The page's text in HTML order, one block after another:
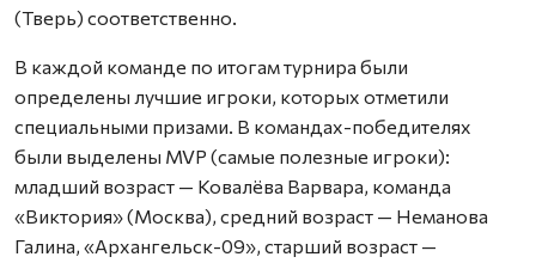
(Тверь) соответственно.
В каждой команде по итогам турнира были
определены лучшие игроки, которых отметили
специальными призами. В командах-победителях
были выделены MVP (самые полезные игроки):
младший возраст — Ковалёва Варвара, команда
«Виктория» (Москва), средний возраст — Неманова
Галина, «Архангельск-09», старший возраст —